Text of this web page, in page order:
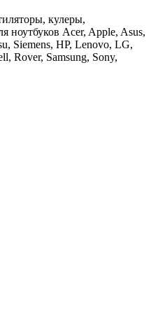
кулеры,
ноутбуков Acer, Apple, Asus,
Siemens, HP, Lenovo, LG,
Rover, Samsung, Sony,